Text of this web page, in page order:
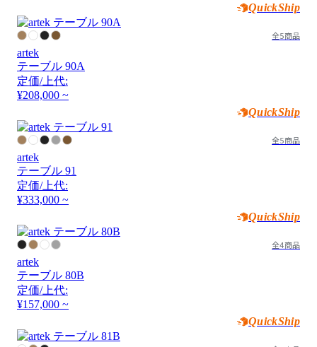
QuickShip
全5商品
artek
テーブル 90A
定価/上代:
¥208,000 ~
QuickShip
全5商品
artek
テーブル 91
定価/上代:
¥333,000 ~
QuickShip
全4商品
artek
テーブル 80B
定価/上代:
¥157,000 ~
QuickShip